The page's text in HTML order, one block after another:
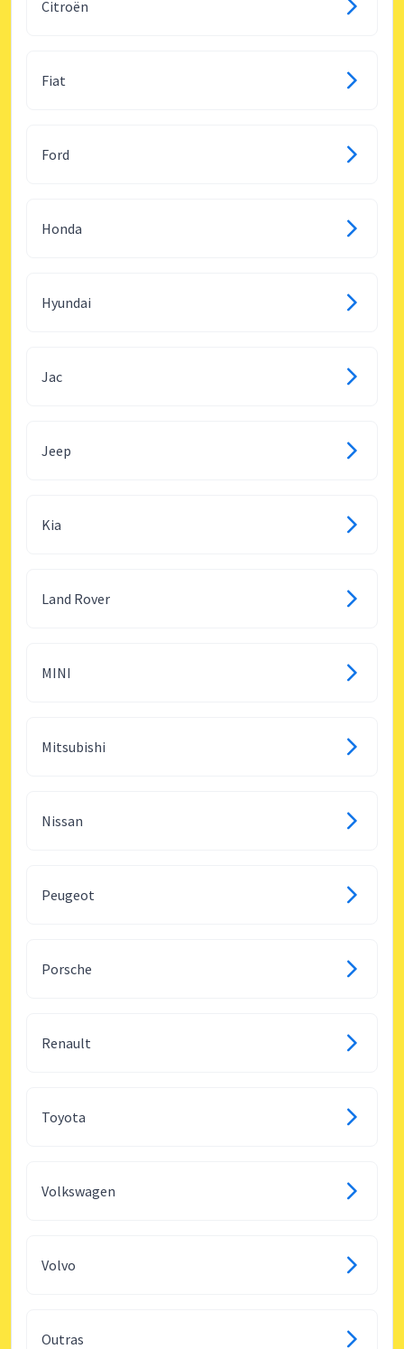
Citroën
Fiat
Ford
Honda
Hyundai
Jac
Jeep
Kia
Land Rover
MINI
Mitsubishi
Nissan
Peugeot
Porsche
Renault
Toyota
Volkswagen
Volvo
Outras